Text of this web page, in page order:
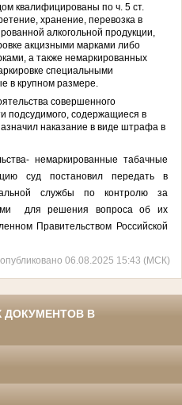
квалифицированы по ч. 5 ст.
хранение, перевозка в
алкогольной продукции,
акцизными марками либо
а также немаркированных
специальными
в крупном размере.
совершенного
подсудимого, содержащиеся в
наказание в виде штрафа в
немаркированные табачные
суд постановил передать в
службы по контролю за
для решения вопроса об их
Правительством Российской
опубликовано 06.08.2025 15:43 (МСК)
ДОКУМЕНТОВ В